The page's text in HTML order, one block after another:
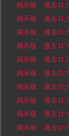
掲示板 過去ロ
掲示板 過去ロ
掲示板 過去ロ
掲示板 過去ロ
掲示板 過去ロ
掲示板 過去ロ
掲示板 過去ロ
掲示板 過去ロ
掲示板 過去ロ
掲示板 過去ロ